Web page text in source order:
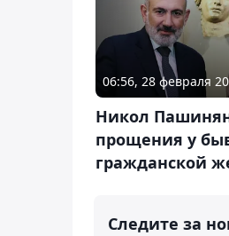
06:56, 28 февраля
Никол
прощения у
гражданской
Следите за